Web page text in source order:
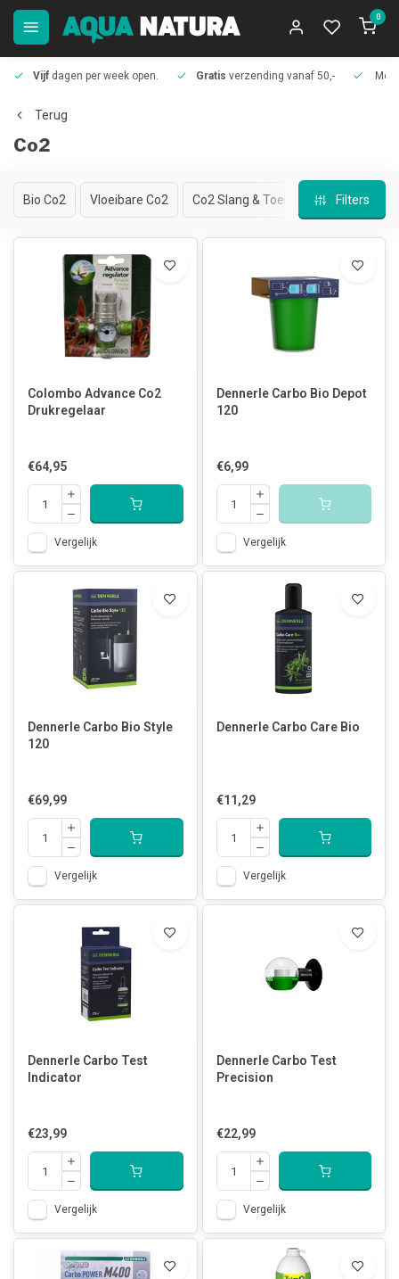
0
Vijf dagen per week open. Gratis verzending vanaf 50,-
Terug
Co2
Bio Co2 Vloeibare Co2 Co2 Slang & Toebehoren Co2
Filters
Colombo Advance Co2
Drukregelaar
€64,95
Vergelijk
Dennerle Carbo Bio Depot
120
€6,99
Vergelijk
Dennerle Carbo Bio Style
120
€69,99
Vergelijk
Dennerle Carbo Care Bio
€11,29
Vergelijk
Dennerle Carbo Test
Indicator
€23,99
Vergelijk
Dennerle Carbo Test
Precision
€22,99
Vergelijk